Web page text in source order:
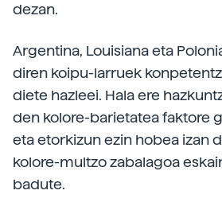
dezan.
Argentina, Louisiana eta
diren koipu-larruek
diete hazleei. Hala ere
den kolore-barietatea faktore
eta etorkizun ezin hobea izan
kolore-multzo zabalagoa
badute.